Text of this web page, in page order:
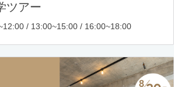
ツアー
/ 13:00~15:00 / 16:00~18:00